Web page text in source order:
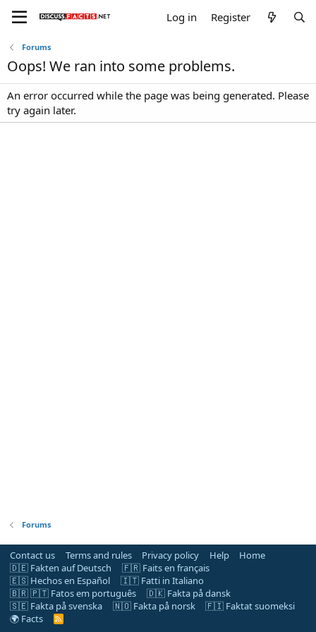
Log in Register
Forums
Oops! We ran into some problems.
An error occurred while the page was being generated. Please
try again later.
Forums
Contact us Terms and rules Privacy policy Help
Home
🇩🇪 Fakten auf Deutsch
🇫🇷 Faits en français
🇪🇸 Hechos en Español
🇮🇹 Fatti in Italiano
🇧🇷 🇵🇹 Fatos em português
🇩🇰 Fakta på dansk
🇸🇪 Fakta på svenska
🇳🇴 Fakta på norsk
🇫🇮 Faktat suomeksi
🌍 Facts
R